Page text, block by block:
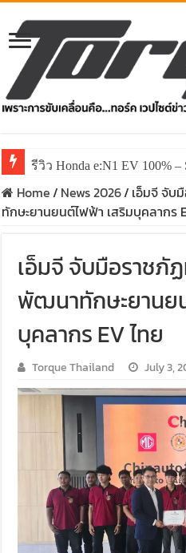
รีวิว Honda e:N1 EV 100%
Home/ News 2026/ เอ็มจี จับ
ทักษะยานยนต์ไฟฟ้า เสริมบุคลากร
เอ็มจี จับมือราชภั
พัฒนาทักษะยานย
บุคลากร EV ไทย
Torque Thailand July 3,